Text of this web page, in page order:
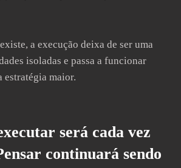
a execução deixa de ser uma
isoladas e passa a funcionar
estratégia maior.
será cada vez
continuará sendo